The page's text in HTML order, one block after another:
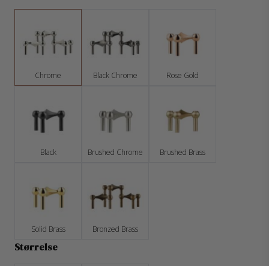
Chrome Black Chrome Rose Gold
Black Brushed Chrome Brushed Brass
Solid Brass Bronzed Brass
Størrelse